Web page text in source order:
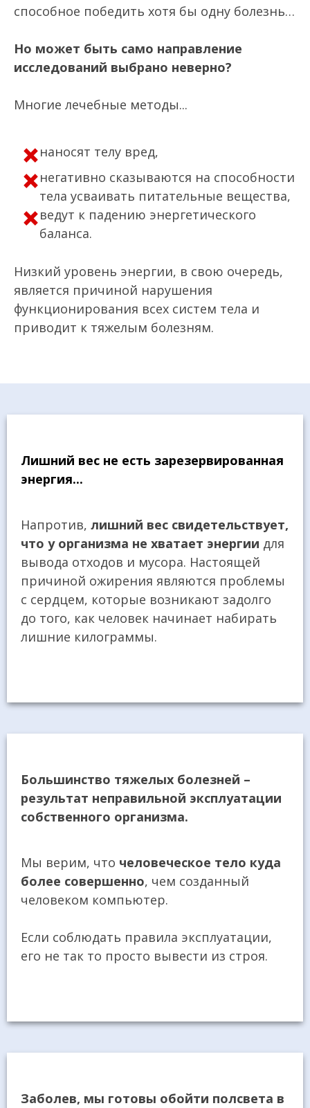
способное победить хотя бы одну болезнь…
Но может быть само направление
исследований выбрано неверно?
Многие лечебные методы...
наносят телу вред,
негативно сказываются на способности
тела усваивать питательные вещества,
ведут к падению энергетического
баланса.
Низкий уровень энергии, в свою очередь,
является причиной нарушения
функционирования всех систем тела и
приводит к тяжелым болезням.
Лишний вес не есть зарезервированная
энергия...
Напротив, лишний вес свидетельствует,
что у организма не хватает энергии для
вывода отходов и мусора. Настоящей
причиной ожирения являются проблемы
с сердцем, которые возникают задолго
до того, как человек начинает набирать
лишние килограммы.
Большинство тяжелых болезней –
результат неправильной эксплуатации
собственного организма.
Мы верим, что человеческое тело куда
более совершенно, чем созданный
человеком компьютер.
Если соблюдать правила эксплуатации,
его не так то просто вывести из строя.
Заболев, мы готовы обойти полсвета в